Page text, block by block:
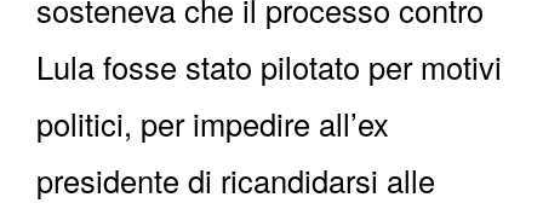
sosteneva che il processo contro
Lula fosse stato pilotato per motivi
politici, per impedire all’ex
presidente di ricandidarsi alle